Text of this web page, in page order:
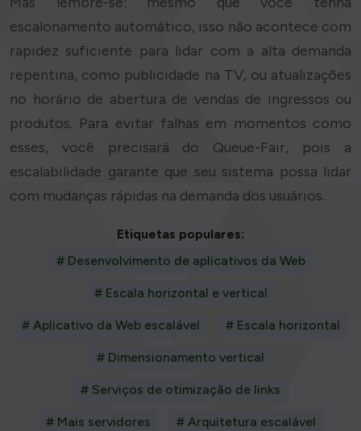
escalonamento automático, isso não acontece com
rapidez suficiente para lidar com a alta demanda
repentina, como publicidade na TV, ou atualizações
no horário de abertura de vendas de ingressos ou
produtos. Para evitar falhas em momentos como
esses, você precisará do Queue-Fair, pois a
escalabilidade garante que seu sistema possa lidar
com mudanças rápidas na demanda dos usuários.
Etiquetas populares:
# Desenvolvimento de aplicativos da Web
# Escala horizontal e vertical
# Aplicativo da Web escalável # Escala horizontal
# Dimensionamento vertical
# Serviços de otimização de links
# Mais servidores
# Arquitetura escalável